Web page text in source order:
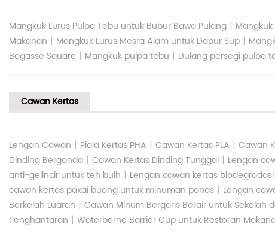
Mangkuk Lurus Pulpa Tebu untuk Bubur Bawa Pulang |
Makanan | Mangkuk Lurus Mesra Alam untuk Dapur Sup |
Bagasse Square | Mangkuk pulpa tebu | Dulang persegi pulpa
Cawan Kertas
Lengan Cawan | Piala Kertas PHA | Cawan Kertas PLA | Cawan
Dinding Berganda | Cawan Kertas Dinding Tunggal | Lengan
anti-gelincir untuk teh buih | Lengan cawan kertas
cawan kertas pakai buang untuk minuman panas | Lengan
Berkelah Luaran | Cawan Minum Bergaris Berair untuk Sekolah
Penghantaran | Waterborne Barrier Cup untuk Restoran